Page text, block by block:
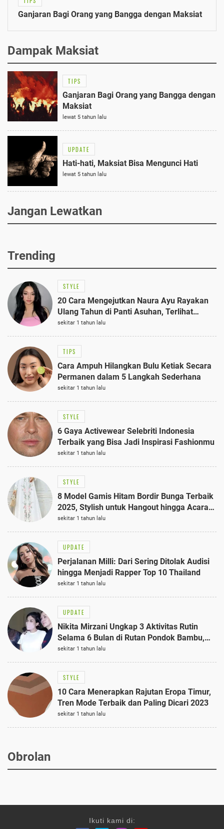
Ganjaran Bagi Orang yang Bangga dengan Maksiat
Dampak Maksiat
TIPS
Ganjaran Bagi Orang yang Bangga dengan
Maksiat
lewat 5 tahun lalu
UPDATE
Hati-hati, Maksiat Bisa Mengunci Hati
lewat 5 tahun lalu
Jangan Lewatkan
Trending
STYLE
20 Cara Mengejutkan Naura Ayu Rayakan
Ulang Tahun di Panti Asuhan, Terlihat
Anggun dengan Kaftan Cokelat
sekitar 1 tahun lalu
TIPS
Cara Ampuh Hilangkan Bulu Ketiak Secara
Permanen dalam 5 Langkah Sederhana
sekitar 1 tahun lalu
STYLE
6 Gaya Activewear Selebriti Indonesia
Terbaik yang Bisa Jadi Inspirasi Fashionmu
sekitar 1 tahun lalu
STYLE
8 Model Gamis Hitam Bordir Bunga Terbaik
2025, Stylish untuk Hangout hingga Acara
Semi-Formal
sekitar 1 tahun lalu
UPDATE
Perjalanan Milli: Dari Sering Ditolak Audisi
hingga Menjadi Rapper Top 10 Thailand
sekitar 1 tahun lalu
UPDATE
Nikita Mirzani Ungkap 3 Aktivitas Rutin
Selama 6 Bulan di Rutan Pondok Bambu,
Terungkap!
sekitar 1 tahun lalu
STYLE
10 Cara Menerapkan Rajutan Eropa Timur,
Tren Mode Terbaik dan Paling Dicari 2023
sekitar 1 tahun lalu
Obrolan
Ikuti kami di: